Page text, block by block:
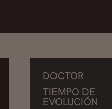
DOCTOR
TIEMPO DE
EVOLUCIÓN